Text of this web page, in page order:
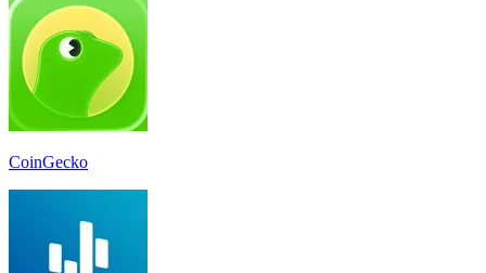
CoinGecko